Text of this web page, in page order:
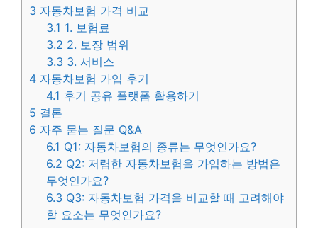
3 자동차보험 가격 비교
3.1 1. 보험료
3.2 2. 보장 범위
3.3 3. 서비스
4 자동차보험 가입 후기
4.1 후기 공유 플랫폼 활용하기
5 결론
6 자주 묻는 질문 Q&A
6.1 Q1: 자동차보험의 종류는 무엇인가요?
6.2 Q2: 저렴한 자동차보험을 가입하는 방법은
무엇인가요?
6.3 Q3: 자동차보험 가격을 비교할 때 고려해야
할 요소는 무엇인가요?